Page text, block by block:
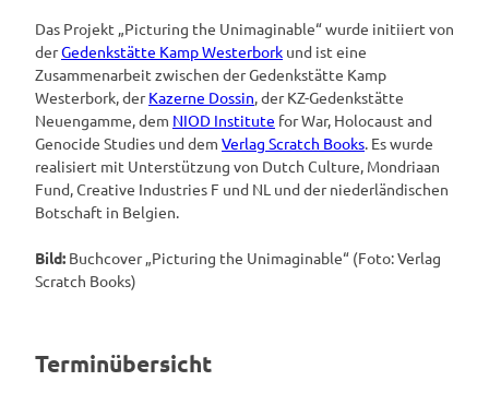
Das Projekt „Picturing the Unimaginable“ wurde initiiert von
derGedenkstätte Kamp Westerbork und ist eine
Zusammenarbeit zwischen der Gedenkstätte Kamp
Westerbork, derKazerne Dossin, der KZ-Gedenkstätte
Neuengamme, dem NIOD Institute for War, Holocaust and
Genocide Studies und dem Verlag Scratch Books. Es wurde
realisiert mit Unterstützung von Dutch Culture, Mondriaan
Fund, Creative Industries F und NL und der niederländischen
Botschaft in Belgien.
Bild: Buchcover „Picturing the Unimaginable“ (Foto: Verlag
Scratch Books)
Terminübersicht